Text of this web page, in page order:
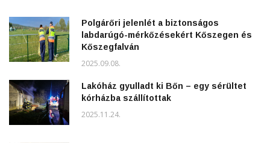
Polgárőri jelenlét a biztonságos
labdarúgó-mérkőzésekért Kőszegen és
Kőszegfalván
2025.09.08.
Lakóház gyulladt ki Bőn – egy sérültet
kórházba szállítottak
2025.11.24.